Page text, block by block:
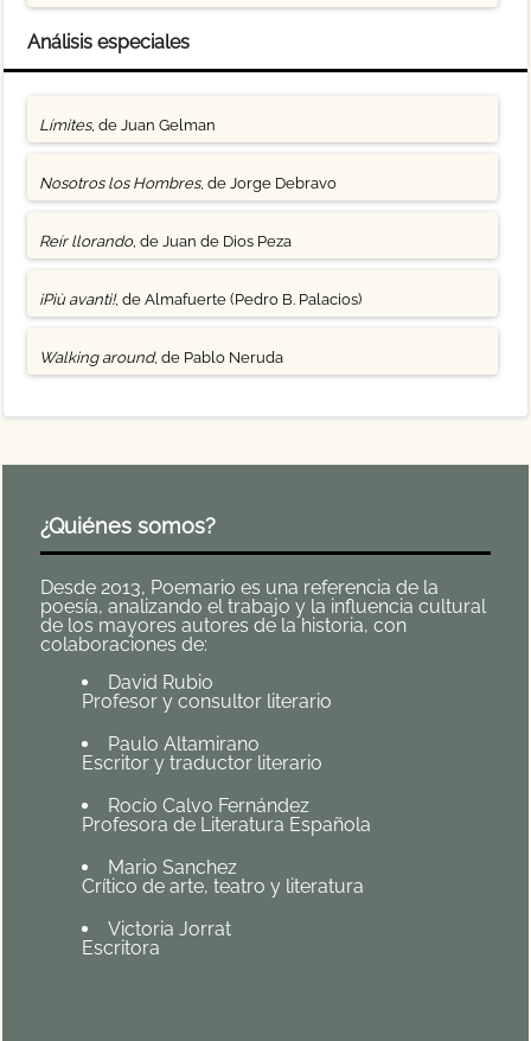
Análisis especiales
Límites, de Juan Gelman
Nosotros los Hombres, de Jorge Debravo
Reír llorando, de Juan de Dios Peza
¡Più avanti!, de Almafuerte (Pedro B. Palacios)
Walking around, de Pablo Neruda
¿Quiénes somos?
Desde 2013, Poemario es una referencia de la
poesía, analizando el trabajo y la influencia cultural
de los mayores autores de la historia, con
colaboraciones de:
David Rubio
Profesor y consultor literario
Paulo Altamirano
Escritor y traductor literario
Rocío Calvo Fernández
Profesora de Literatura Española
Mario Sanchez
Crítico de arte, teatro y literatura
Victoria Jorrat
Escritora